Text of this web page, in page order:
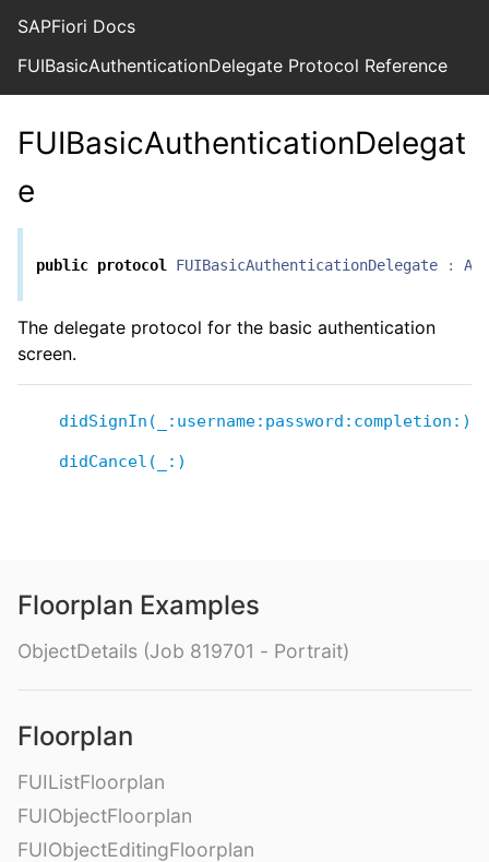
SAPFiori Docs
FUIBasicAuthenticationDelegate Protocol Reference
FUIBasicAuthenticationDelegat
e
public protocol FUIBasicAuthenticationDelegate :
The delegate protocol for the basic authentication
screen.
didSignIn(_:username:password:completion:)
didCancel(_:)
Floorplan Examples
ObjectDetails (Job 819701 - Portrait)
Floorplan
FUIListFloorplan
FUIObjectFloorplan
FUIObjectEditingFloorplan